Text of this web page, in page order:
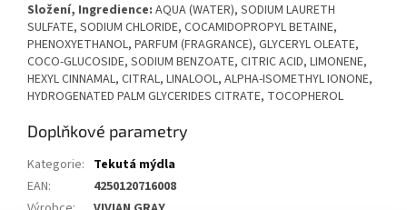
Složení, Ingredience: AQUA (WATER), SODIUM LAURETH
SULFATE, SODIUM CHLORIDE, COCAMIDOPROPYL BETAINE,
PHENOXYETHANOL, PARFUM (FRAGRANCE), GLYCERYL OLEATE,
COCO-GLUCOSIDE, SODIUM BENZOATE, CITRIC ACID, LIMONENE,
HEXYL CINNAMAL, CITRAL, LINALOOL, ALPHA-ISOMETHYL IONONE,
HYDROGENATED PALM GLYCERIDES CITRATE, TOCOPHEROL
Doplňkové parametry
Kategorie: Tekutá mýdla
EAN:
4250120716008